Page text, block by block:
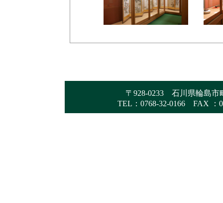
〒928-0233 石川県輪島
TEL：0768-32-0166 FAX ：